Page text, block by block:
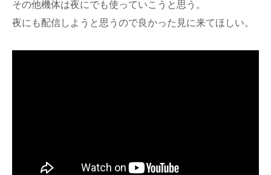
その他機体は夜にでも使っていこうと思う。
夜にも配信しようと思うので良かった見に来てほしい。